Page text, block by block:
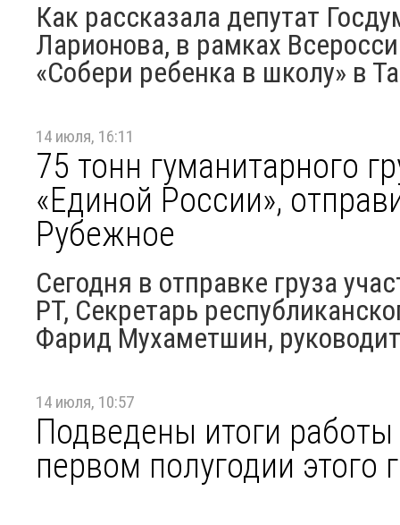
Как рассказала депутат
Ларионова, в рамках
«Собери ребенка в школу» в
14 июля, 16:11
75 тонн гуманитарного
«Единой России»,
Рубежное
Сегодня в отправке груза
РТ, Секретарь
Фарид Мухаметшин,
14 июля, 10:57
Подведены итоги
первом полугодии этого